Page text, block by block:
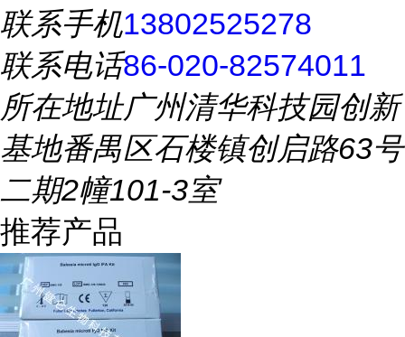
联系手机13802525278
联系电话86-020-82574011
所在地址广州清华科技园创新
基地番禺区石楼镇创启路63号
二期2幢101-3室
推荐产品